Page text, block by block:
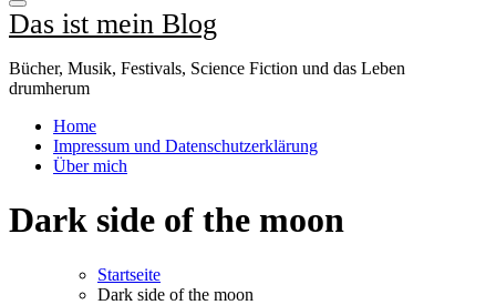
Das ist mein Blog
Bücher, Musik, Festivals, Science Fiction und das Leben
drumherum
Home
Impressum und Datenschutzerklärung
Über mich
Dark side of the moon
Startseite
Dark side of the moon